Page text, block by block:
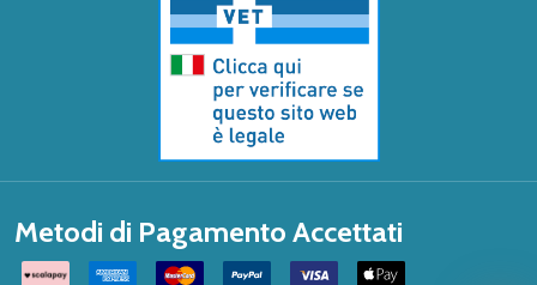
Metodi di Pagamento Accettati